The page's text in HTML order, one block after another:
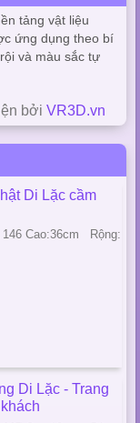
tảng vật liệu
ứng dụng theo bí
và màu sắc tự
bởi VR3D.vn
Di Lặc cầm
146 Cao:36cm Rộng:
Di Lặc - Trang